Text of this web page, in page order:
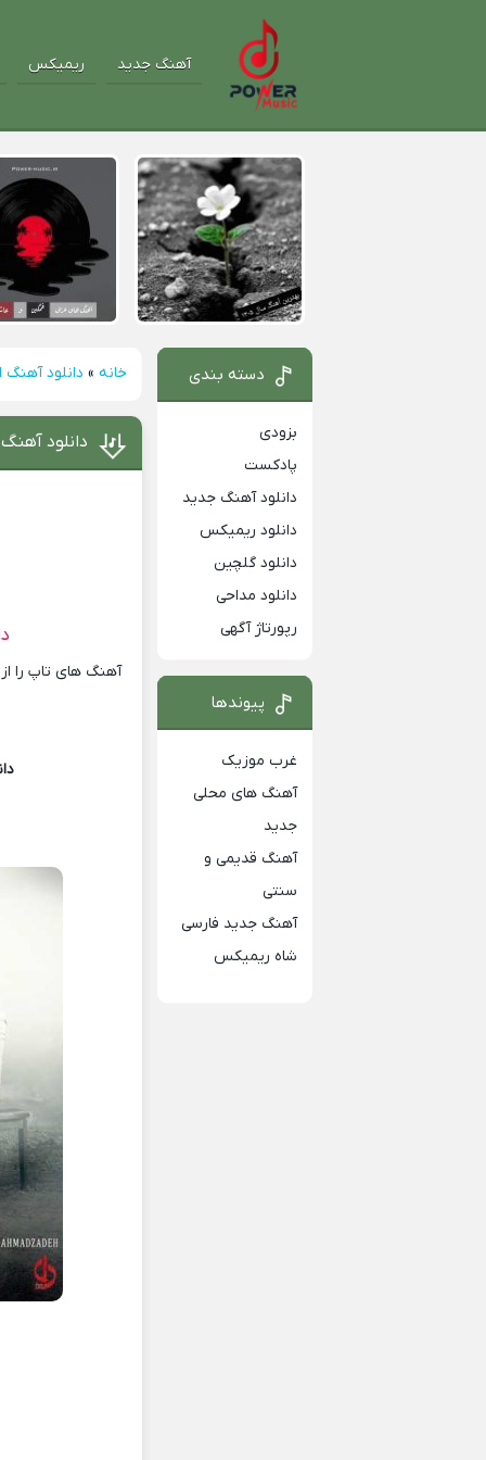
آهنگ جدید ریمیکس
خانه » دانلود
دانلود
آهنگ های تاپ را از
دسته بندی
بزودی
پادکست
دانلود آهنگ جدید
دانلود ریمیکس
دانلود گلچین
دانلود مداحی
رپورتاژ آگهی
پیوندها
غرب موزیک
آهنگ های محلی
جدید
آهنگ قدیمی و
سنتی
آهنگ جدید فارسی
شاه ریمیکس